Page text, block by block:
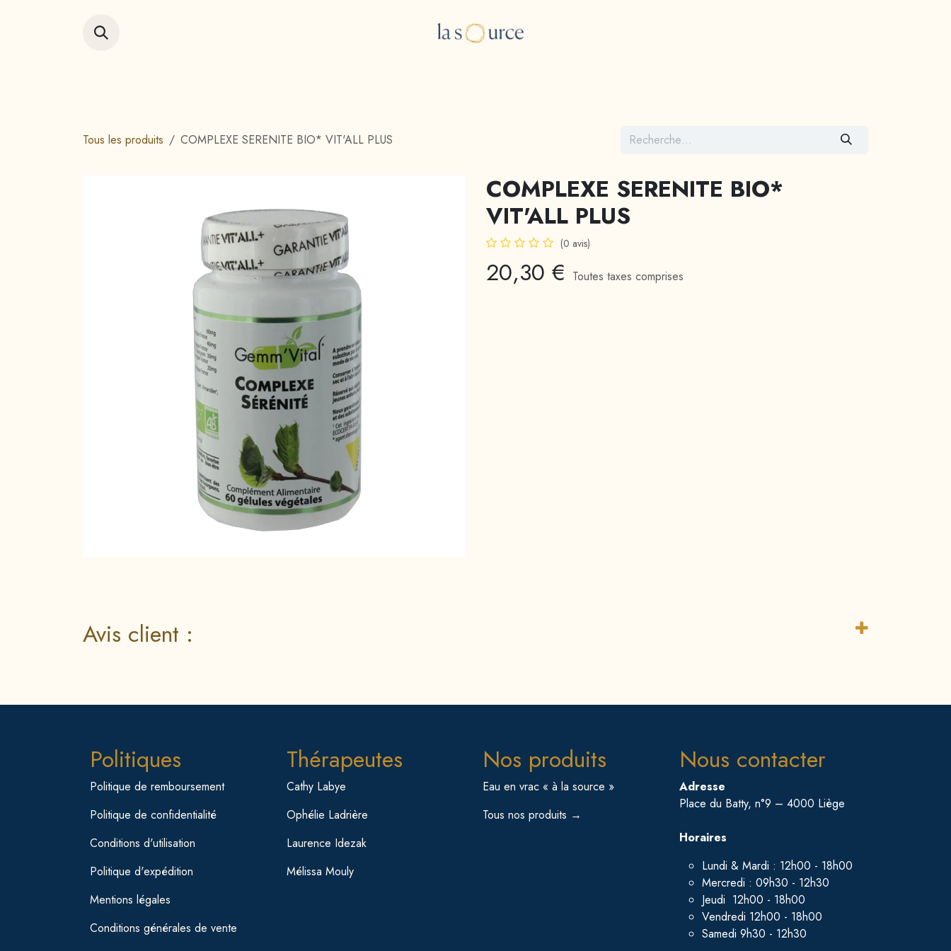
Tous les produits COMPLEXE SERENITE BIO* VIT'ALL PLUS
COMPLEXE SERENITE BIO*
VIT'ALL PLUS
(0 avis)
20,30 € Toutes taxes comprises
Avis client :
Nous contacter
Adresse
Place du Batty, n°9 – 4000 Liège
Horaires
Lundi & Mardi : 12h00 - 18h00
Mercredi : 09h30 - 12h30
Jeudi 12h00 - 18h00
Vendredi 12h00 - 18h00
Samedi 9h30 - 12h30
Nos produits
Eau en vrac « à la source »
Tous nos produits →
Thérapeutes
Cathy Labye
Ophélie Ladrière
Laurence Idezak
Mélissa Mouly
Politiques
Politique de remboursement
Politique de confidentialité
Conditions d'utilisation
Politique d'expédition
Mentions légales
Conditions générales de vente